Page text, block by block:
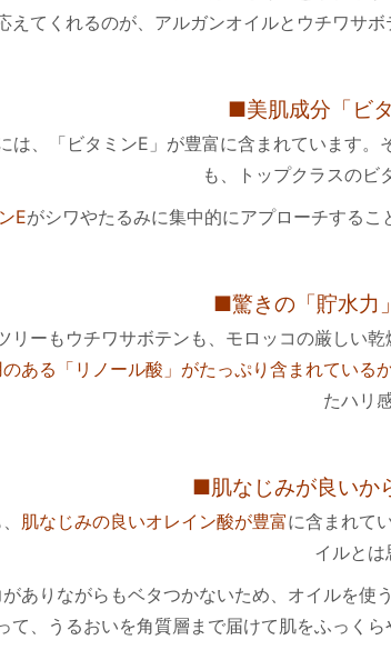
えてくれるのが、アルガンオイルとウチワサ
■美肌成分「ビ
は、「ビタミンE」が豊富に含まれています。
も、トップクラスのビ
Eがシワやたるみに集中的にアプローチする
■驚きの「貯水力
リーもウチワサボテンも、モロッコの厳しい
ある「リノール酸」がたっぷり含まれている
たハリ
■肌なじみが良いか
肌なじみの良いオレイン酸が豊富に含まれて
イルとは
ありながらもベタつかないため、オイルを使
、うるおいを角質層まで届けて肌をふっく